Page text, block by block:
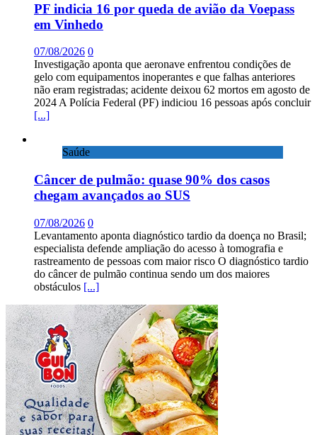
PF indicia 16 por queda de avião da Voepass
em Vinhedo
07/08/2026 0
Investigação aponta que aeronave enfrentou condições de
gelo com equipamentos inoperantes e que falhas anteriores
não eram registradas; acidente deixou 62 mortos em agosto de
2024 A Polícia Federal (PF) indiciou 16 pessoas após concluir
[...]
Saúde
Câncer de pulmão: quase 90% dos casos
chegam avançados ao SUS
07/08/2026 0
Levantamento aponta diagnóstico tardio da doença no Brasil;
especialista defende ampliação do acesso à tomografia e
rastreamento de pessoas com maior risco O diagnóstico tardio
do câncer de pulmão continua sendo um dos maiores
obstáculos [...]